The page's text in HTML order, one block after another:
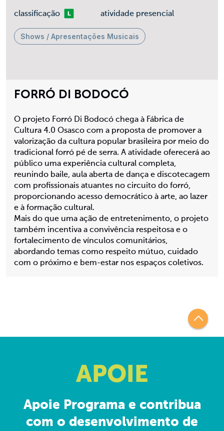
FORRÓ DI BODOCÓ
O projeto Forró Di Bodocó chega à Fábrica de
Cultura 4.0 Osasco com a proposta de promover a
valorização da cultura popular brasileira por meio do
tradicional forró pé de serra. A atividade oferecerá ao
público uma experiência cultural completa,
reunindo baile, aula aberta de dança e discotecagem
com profissionais atuantes no circuito do forró,
proporcionando acesso democrático à arte, ao lazer
e à formação cultural.
Mais do que uma ação de entretenimento, o projeto
também incentiva a convivência respeitosa e o
fortalecimento de vínculos comunitários,
abordando temas como respeito mútuo, cuidado
com o próximo e bem-estar nos espaços coletivos.
classificaçãoLivre atividade presencial
Shows / Apresentações Musicais
APOIE
Apoie Programa e contribua
com o desenvolvimento de